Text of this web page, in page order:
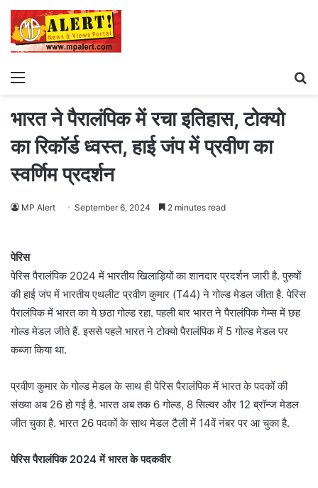
Menu
भारत ने पैरालंपिक में रचा इतिहास, टोक्यो
का रिकॉर्ड ध्वस्त, हाई जंप में प्रवीण का
स्वर्णिम प्रदर्शन
MP Alert September 6, 2024 2 minutes read
पेरिस
पेरिस पैरालंपिक 2024 में भारतीय खिलाड़ियों का शानदार प्रदर्शन जारी है. पुरुषों
की हाई जंप में भारतीय एथलीट प्रवीण कुमार (T44) ने गोल्ड मेडल जीता है. पेरिस
पैरालंपिक में भारत का ये छठा गोल्ड रहा. पहली बार भारत ने पैरालंपिक गेम्स में छह
गोल्ड मेडल जीते हैं. इससे पहले भारत ने टोक्यो पैरालंपिक में 5 गोल्ड मेडल पर
कब्जा किया था.
प्रवीण कुमार के गोल्ड मेडल के साथ ही पेरिस पैरालंपिक में भारत के पदकों की
संख्या अब 26 हो गई है. भारत अब तक 6 गोल्ड, 8 स‍िल्वर और 12 ब्रॉन्ज मेडल
जीत चुका है. भारत 26 पदकों के साथ मेडल टैली में 14वें नंबर पर आ चुका है.
पेरिस पैरालंपिक 2024 में भारत के पदकवीर